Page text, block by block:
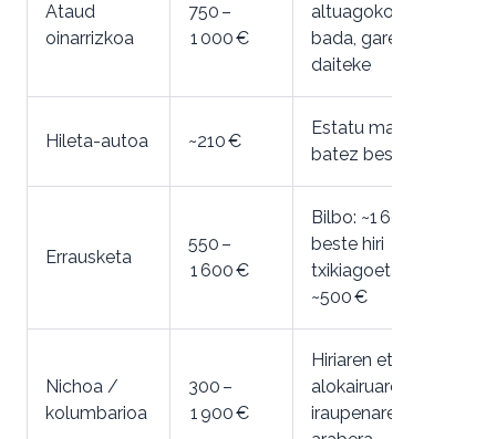
Ataud
oinarrizkoa
750 –
1 000 €
altuagokoa
bada, garestitu
daiteke
Hileta-autoa ~210 €
Estatu mailako
batez bestekoa
Errausketa
550 –
1 600 €
Bilbo: ~1 600 €,
beste hiri
txikiagoetan:
~500 €
Nichoa /
kolumbarioa
300 –
1 900 €
Hiriaren eta
alokairuaren
iraupenaren